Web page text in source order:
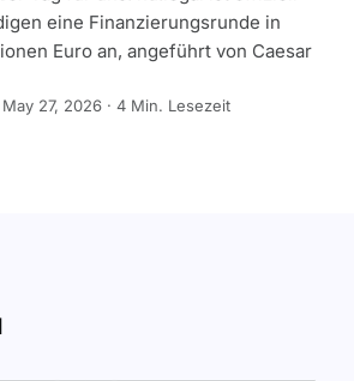
eine Finanzierungsrunde in
Euro an, angeführt von Caesar
May 27, 2026 · 4 Min. Lesezeit